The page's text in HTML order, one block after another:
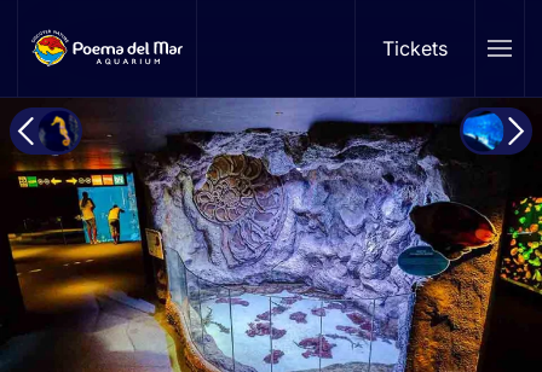
Skip to main content Tickets